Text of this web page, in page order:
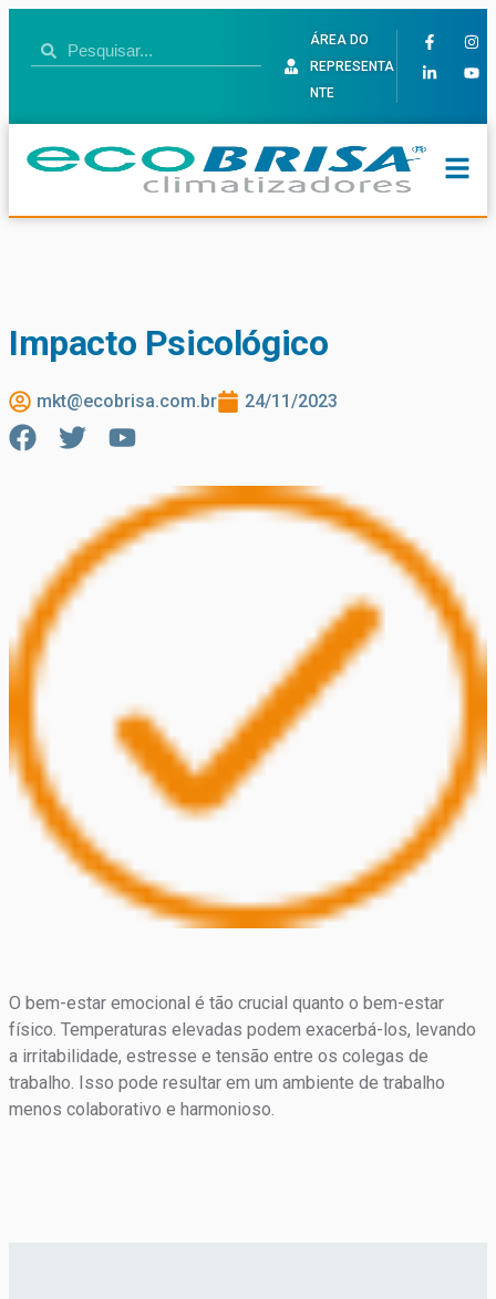
ÁREA DO
REPRESENTA
NTE
Impacto Psicológico
mkt@ecobrisa.com.br 24/11/2023
O bem-estar emocional é tão crucial quanto o bem-estar
físico. Temperaturas elevadas podem exacerbá-los, levando
a irritabilidade, estresse e tensão entre os colegas de
trabalho. Isso pode resultar em um ambiente de trabalho
menos colaborativo e harmonioso.